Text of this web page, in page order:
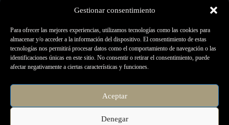
Gestionar consentimiento
Para ofrecer las mejores experiencias, utilizamos tecnologías como las cookies para
almacenar y/o acceder a la información del dispositivo. El consentimiento de estas
tecnologías nos permitirá procesar datos como el comportamiento de navegación o las
identificaciones únicas en este sitio. No consentir o retirar el consentimiento, puede
afectar negativamente a ciertas características y funciones.
Aceptar
Denegar
La capa superior es blanca. Es la capa a la que se transferirá la
imagen.
La segunda capa no está conectada y es de color blanco
lechoso. Normalmente esta capa se desecha.
presionar sobre esta capa, la capa púrpura / azul se transfiere a
La cuarta hoja inferior es amarilla y mantiene el original en su
sitio cuando se utiliza una impresora térmica.